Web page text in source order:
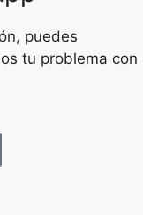
puedes
tu problema con